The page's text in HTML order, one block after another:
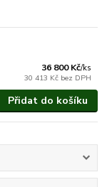
36 800 Kč/ks
30 413 Kč bez DPH
Přidat do košíku